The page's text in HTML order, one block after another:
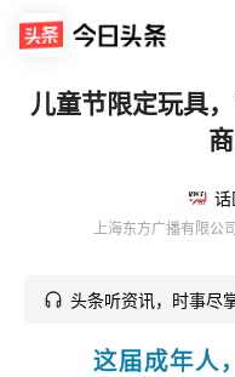
儿童节限定玩具
头条听资讯，时事尽
这届成年人